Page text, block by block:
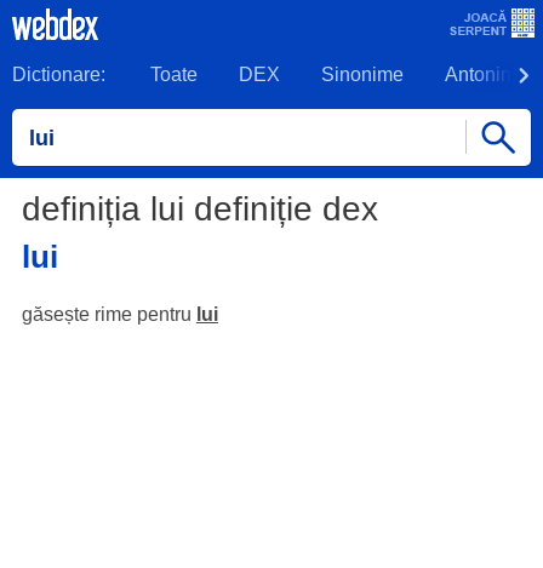
Dictionare: Toate DEX Sinonime Antonime
definiția lui definiție dex
lui
găsește rime pentru lui